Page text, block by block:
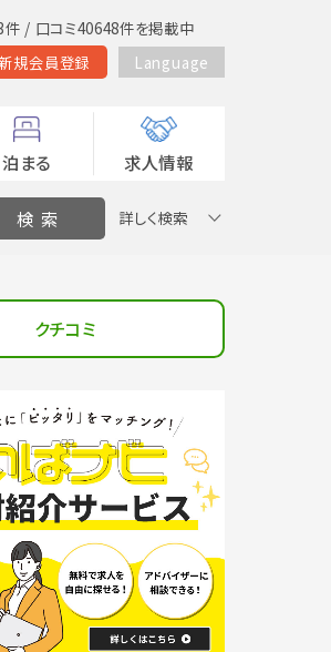
件 / 口コミ40648件を掲載中
規会員登録 Language
泊まる 求人情報
詳しく検索
クチコミ